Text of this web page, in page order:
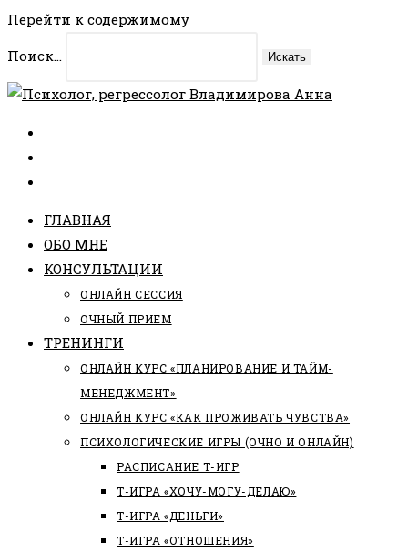
Перейти к содержимому
Поиск...
Искать
ГЛАВНАЯ
ОБО МНЕ
КОНСУЛЬТАЦИИ
ОНЛАЙН СЕССИЯ
ОЧНЫЙ ПРИЕМ
ТРЕНИНГИ
ОНЛАЙН КУРС «ПЛАНИРОВАНИЕ И ТАЙМ-
МЕНЕДЖМЕНТ»
ОНЛАЙН КУРС «КАК ПРОЖИВАТЬ ЧУВСТВА»
ПСИХОЛОГИЧЕСКИЕ ИГРЫ (ОЧНО И ОНЛАЙН)
РАСПИСАНИЕ Т-ИГР
Т-ИГРА «ХОЧУ-МОГУ-ДЕЛАЮ»
Т-ИГРА «ДЕНЬГИ»
Т-ИГРА «ОТНОШЕНИЯ»